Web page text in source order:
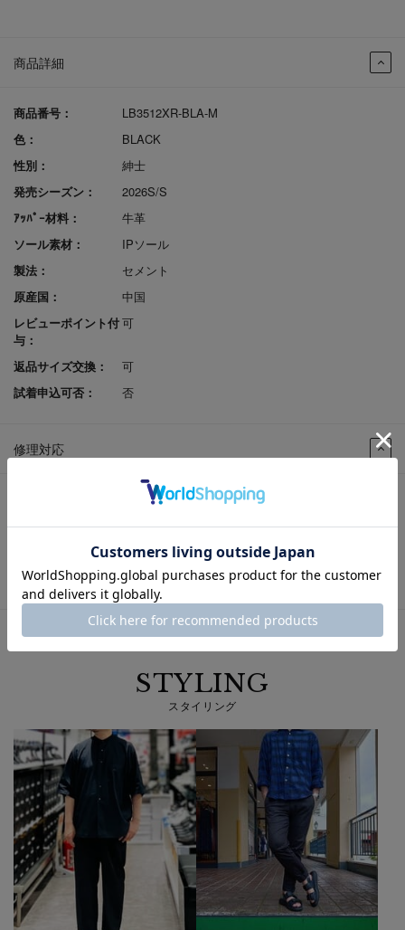
商品詳細
商品番号：
LB3512XR-BLA-M
色：
BLACK
性別：
紳士
発売シーズン：
2026S/S
ｱｯﾊﾟｰ材料：
牛革
ソール素材：
IPソール
製法：
セメント
原産国：
中国
レビューポイント付
与：
可
返品サイズ交換：
可
試着申込可否：
否
修理対応
（〇-修理可、△-代替部品修理、Ｘ-不可）
ソール交換：
×
×
リフト交換：
×
STYLING
スタイリング